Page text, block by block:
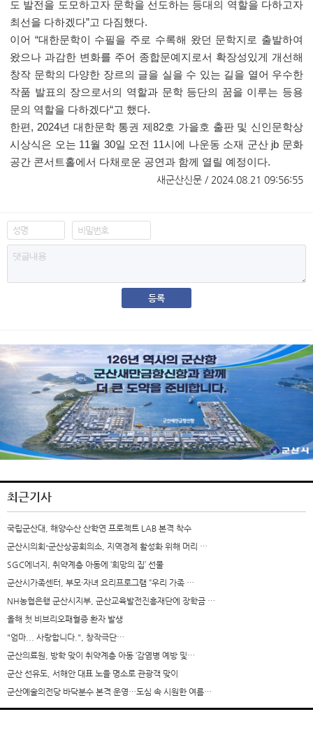
도 발전을 도모하고자 문학을 선도하는 등대의 역할을 다하고자
최선을 다하겠다”고 다짐했다.
이어 “대한문학이 수필을 주로 수록해 왔던 문학지로 출발하여
왔으나 과감한 변화를 주어 종합문예지로서 확장성있게 개선해
창작 문학의 다양한 장르의 글을 실을 수 있는 길을 열어 우수한
작품 발표의 장으로서의 역할과 문학 등단의 꿈을 이루는 등용
문의 역할을 다하겠다“고 했다.
한편, 2024년 대한문학 통권 제82호 가을호 출판 및 신인문학상
시상식은 오는 11월 30일 오전 11시에 나운동 소재 군산 jb 문화
공간 콘서트홀에서 다채로운 공연과 함께 열릴 예정이다.
새군산신문 / 2024.08.21 09:56:55
최근기사
국립군산대, 해양수산 산학연 프로젝트 LAB 본격 착수
군산시의회-군산상공회의소, 지역경제 활성화 위해 머리 …
SGC에너지, 취약계층 아동에 ‘희망의 집’ 선물
군산시가족센터, 부모·자녀 요리프로그램 “우리 가족 …
NH농협은행 군산시지부, 군산교육발전진흥재단에 장학금 …
올해 첫 비브리오패혈증 환자 발생
"엄마... 사랑합니다.", 창작극단…
군산의료원, 방학 맞이 취약계층 아동 ‘감염병 예방 및…
군산 선유도, 서해안 대표 노을 명소로 관광객 맞이
군산예술의전당 바닥분수 본격 운영…도심 속 시원한 여름…